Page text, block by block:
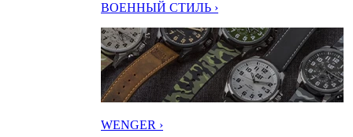
ВОЕННЫЙ СТИЛЬ ›
WENGER ›